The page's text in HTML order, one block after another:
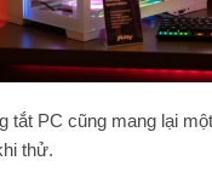
tắt PC cũng mang lại
thử.